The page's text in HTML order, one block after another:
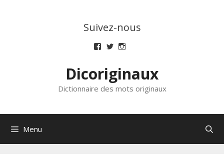
Suivez-nous
Voir
de
dicoriginaux
sur
Facebook
Voir
de
dicoriginaux
sur
Twitter
de
dicoriginaux
sur
Instagram
Dicoriginaux
Dictionnaire des mots originaux
Menu